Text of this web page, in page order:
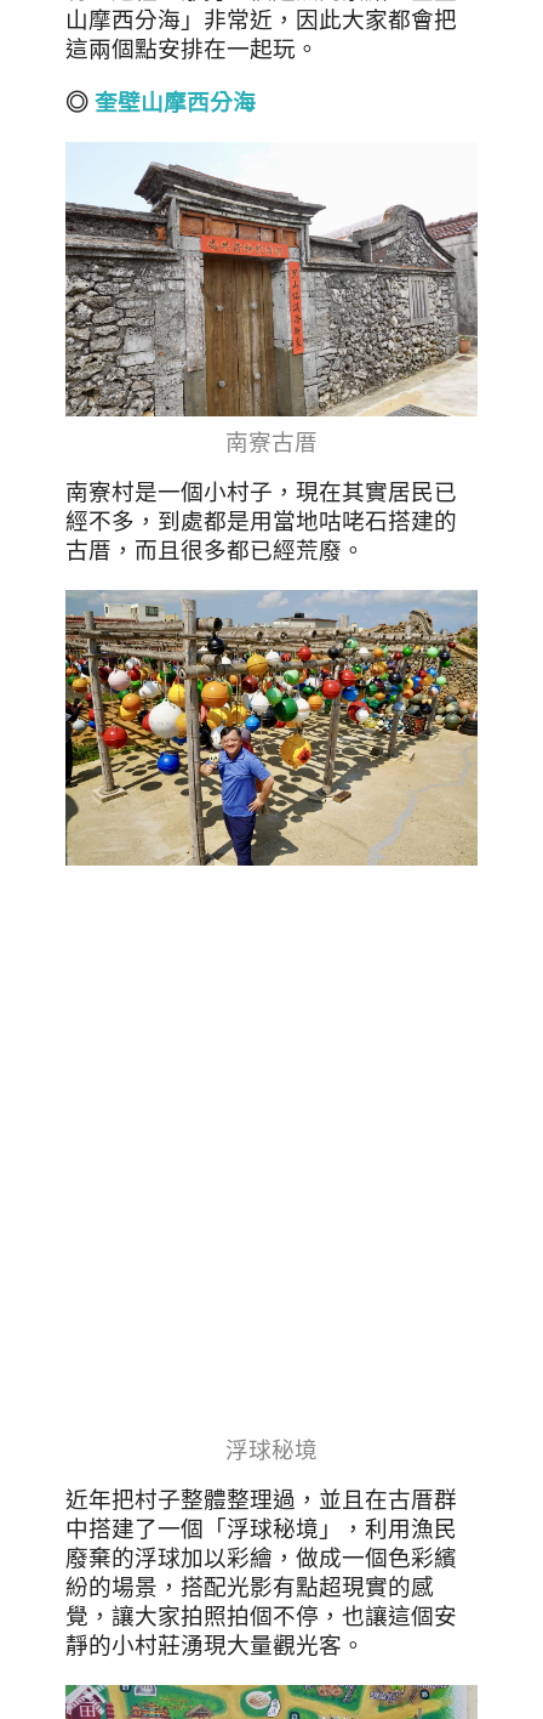
山摩西分海」非常近，因此大家都會把
這兩個點安排在一起玩。
◎ 奎壁山摩西分海
南寮古厝
南寮村是一個小村子，現在其實居民已
經不多，到處都是用當地咕咾石搭建的
古厝，而且很多都已經荒廢。
浮球秘境
近年把村子整體整理過，並且在古厝群
中搭建了一個「浮球秘境」，利用漁民
廢棄的浮球加以彩繪，做成一個色彩繽
紛的場景，搭配光影有點超現實的感
覺，讓大家拍照拍個不停，也讓這個安
靜的小村莊湧現大量觀光客。